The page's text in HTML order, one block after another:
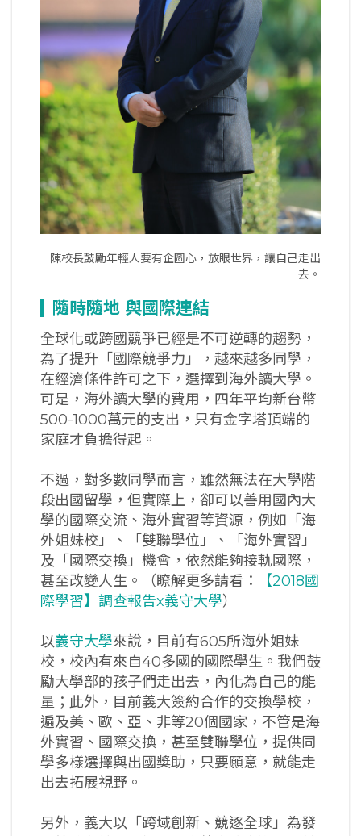
陳校長鼓勵年輕人要有企圖心，放眼世界，讓自己走出
去。
隨時隨地 與國際連結
全球化或跨國競爭已經是不可逆轉的趨勢，
為了提升「國際競爭力」，越來越多同學，
在經濟條件許可之下，選擇到海外讀大學。
可是，海外讀大學的費用，四年平均新台幣
500-1000萬元的支出，只有金字塔頂端的
家庭才負擔得起。
不過，對多數同學而言，雖然無法在大學階
段出國留學，但實際上，卻可以善用國內大
學的國際交流、海外實習等資源，例如「海
外姐妹校」、「雙聯學位」、「海外實習」
及「國際交換」機會，依然能夠接軌國際，
甚至改變人生。
（瞭解更多請看：
【2018國
際學習】調查報告x義守大學）
以義守大學來說，目前有605所海外姐妹
校，校內有來自40多國的國際學生。我們鼓
勵大學部的孩子們走出去，內化為自己的能
量；此外，目前義大簽約合作的交換學校，
遍及美、歐、亞、非等20個國家，不管是海
外實習、國際交換，甚至雙聯學位，提供同
學多樣選擇與出國獎助，只要願意，就能走
出去拓展視野。
另外，義大以「跨域創新、競逐全球」為發